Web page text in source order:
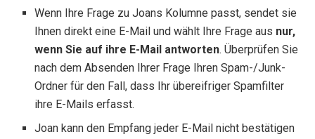
Wenn Ihre Frage zu Joans Kolumne passt, sendet sie
Ihnen direkt eine E-Mail und wählt Ihre Frage aus nur,
wenn Sie auf ihre E-Mail antworten. Überprüfen Sie
nach dem Absenden Ihrer Frage Ihren Spam-/Junk-
Ordner für den Fall, dass Ihr übereifriger Spamfilter
ihre E-Mails erfasst.
Joan kann den Empfang jeder E-Mail nicht bestätigen